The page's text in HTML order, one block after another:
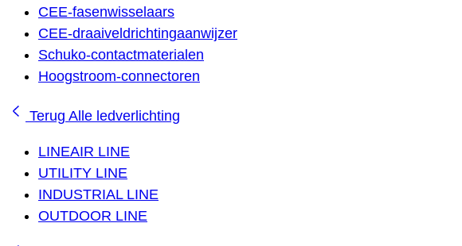
CEE-fasenwisselaars
CEE-draaiveldrichtingaanwijzer
Schuko-contactmaterialen
Hoogstroom-connectoren
Terug Alle ledverlichting
LINEAIR LINE
UTILITY LINE
INDUSTRIAL LINE
OUTDOOR LINE